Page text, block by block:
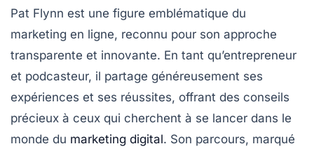
Pat Flynn est une figure emblématique du
marketing en ligne, reconnu pour son approche
transparente et innovante. En tant qu’entrepreneur
et podcasteur, il partage généreusement ses
expériences et ses réussites, offrant des conseils
précieux à ceux qui cherchent à se lancer dans le
monde du marketing digital. Son parcours, marqué